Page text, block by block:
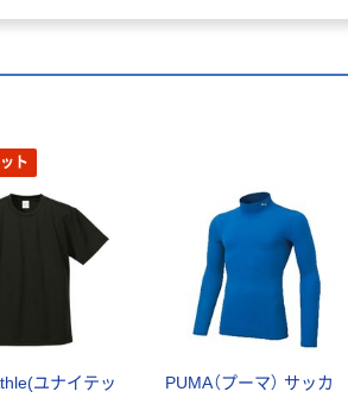
ト
ユナイテッ
PUMA（プーマ） サッカ